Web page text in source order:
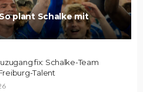
plant Schalke mit
fix: Schalke-Team
Talent